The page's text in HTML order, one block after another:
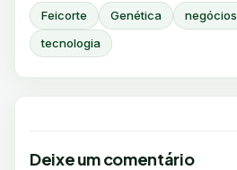
Feicorte Genética negócios
tecnologia
Deixe um comentário